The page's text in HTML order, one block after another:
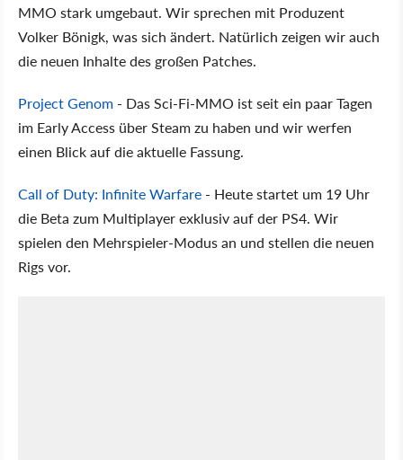
MMO stark umgebaut. Wir sprechen mit Produzent
Volker Bönigk, was sich ändert. Natürlich zeigen wir auch
die neuen Inhalte des großen Patches.
Project Genom - Das Sci-Fi-MMO ist seit ein paar Tagen
im Early Access über Steam zu haben und wir werfen
einen Blick auf die aktuelle Fassung.
Call of Duty: Infinite Warfare - Heute startet um 19 Uhr
die Beta zum Multiplayer exklusiv auf der PS4. Wir
spielen den Mehrspieler-Modus an und stellen die neuen
Rigs vor.